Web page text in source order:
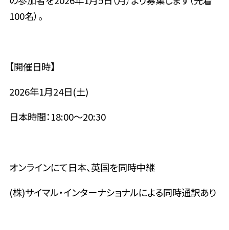
100名）。
【開催日時】
2026年1月24日(土)
日本時間：18:00〜20:30
オンラインにて日本、英国を同時中継
(株)サイマル・インターナショナルによる同時通訳あり